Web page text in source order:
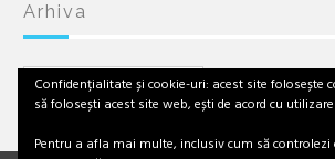
Arhiva
Arhiva
Confidențialitate și cookie-uri: acest site folosește
să folosești acest site web, ești de acord cu
Pentru a afla mai multe, inclusiv cum să controlezi